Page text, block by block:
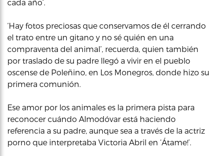
cada año’.
‘Hay fotos preciosas que conservamos de él cerrando
el trato entre un gitano y no sé quién en una
compraventa del animal’, recuerda, quien también
por traslado de su padre llegó a vivir en el pueblo
oscense de Poleñino, en Los Monegros, donde hizo su
primera comunión.
Ese amor por los animales es la primera pista para
reconocer cuándo Almodóvar está haciendo
referencia a su padre, aunque sea a través de la actriz
porno que interpretaba Victoria Abril en ‘Átame!’.